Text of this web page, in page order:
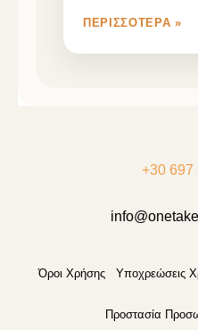
ΠΕΡΙΣΣΌΤΕΡΑ »
+30 697
Όροι Χρήσης Υποχρεώσεις
Προστασία